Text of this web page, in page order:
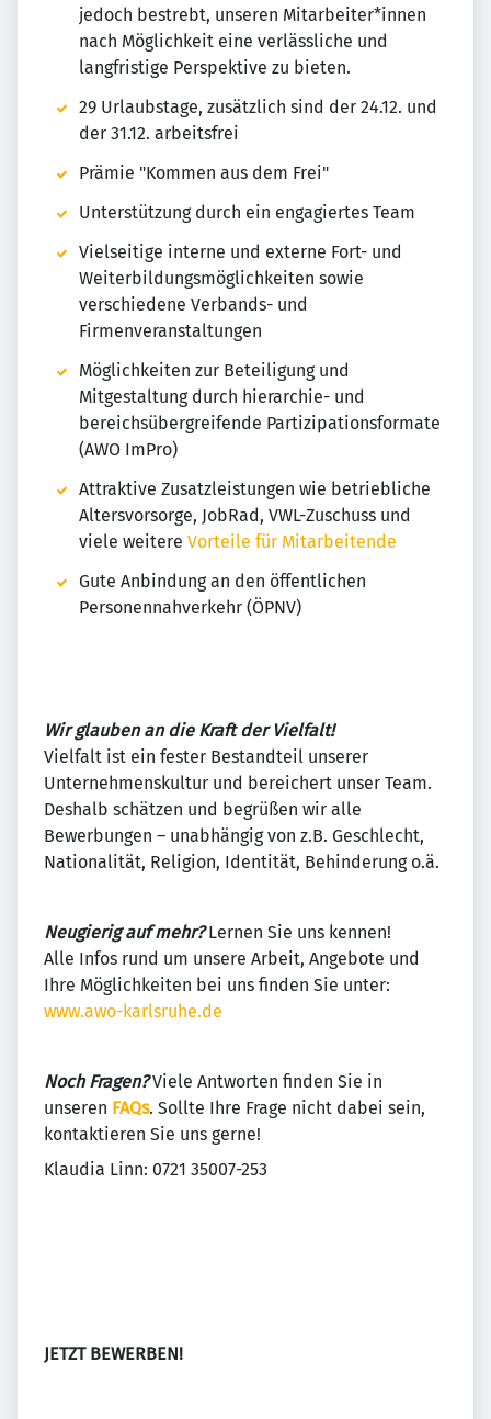
jedoch bestrebt, unseren Mitarbeiter*innen
nach Möglichkeit eine verlässliche und
langfristige Perspektive zu bieten.
29 Urlaubstage, zusätzlich sind der 24.12. und
der 31.12. arbeitsfrei
Prämie "Kommen aus dem Frei"
Unterstützung durch ein engagiertes Team
Vielseitige interne und externe Fort- und
Weiterbildungsmöglichkeiten sowie
verschiedene Verbands- und
Firmenveranstaltungen
Möglichkeiten zur Beteiligung und
Mitgestaltung durch hierarchie- und
bereichsübergreifende Partizipationsformate
(AWO ImPro)
Attraktive Zusatzleistungen wie betriebliche
Altersvorsorge, JobRad, VWL-Zuschuss und
viele weitere Vorteile für Mitarbeitende
Gute Anbindung an den öffentlichen
Personennahverkehr (ÖPNV)
Wir glauben an die Kraft der Vielfalt!
Vielfalt ist ein fester Bestandteil unserer
Unternehmenskultur und bereichert unser Team.
Deshalb schätzen und begrüßen wir alle
Bewerbungen – unabhängig von z.B. Geschlecht,
Nationalität, Religion, Identität, Behinderung o.ä.
Neugierig auf mehr?Lernen Sie uns kennen!
Alle Infos rund um unsere Arbeit, Angebote und
Ihre Möglichkeiten bei uns finden Sie unter:
www.awo-karlsruhe.de
Noch Fragen?Viele Antworten finden Sie in
unseren FAQs. Sollte Ihre Frage nicht dabei sein,
kontaktieren Sie uns gerne!
Klaudia Linn: 0721 35007-253
JETZT BEWERBEN!